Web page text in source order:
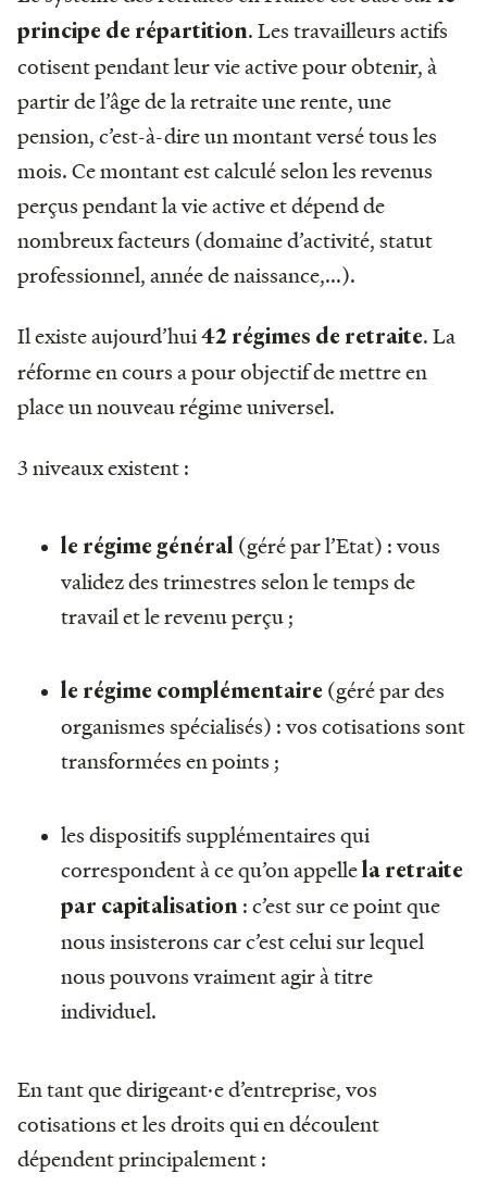
principe de répartition. Les travailleurs actifs
cotisent pendant leur vie active pour obtenir, à
partir de l’âge de la retraite une rente, une
pension, c’est-à-dire un montant versé tous les
mois. Ce montant est calculé selon les revenus
perçus pendant la vie active et dépend de
nombreux facteurs (domaine d’activité, statut
professionnel, année de naissance,...).
Il existe aujourd’hui42 régimes de retraite. La
réforme en cours a pour objectif de mettre en
place un nouveau régime universel.
3 niveaux existent :
le régime général (géré par l’Etat) : vous
validez des trimestres selon le temps de
travail et le revenu perçu ;
le régime complémentaire (géré par des
organismes spécialisés) : vos cotisations sont
transformées en points ;
les dispositifs supplémentaires qui
correspondent à ce qu’on appellela retraite
par capitalisation : c’est sur ce point que
nous insisterons car c’est celui sur lequel
nous pouvons vraiment agir à titre
individuel.
En tant que dirigeant·e d’entreprise, vos
cotisations et les droits qui en découlent
dépendent principalement :